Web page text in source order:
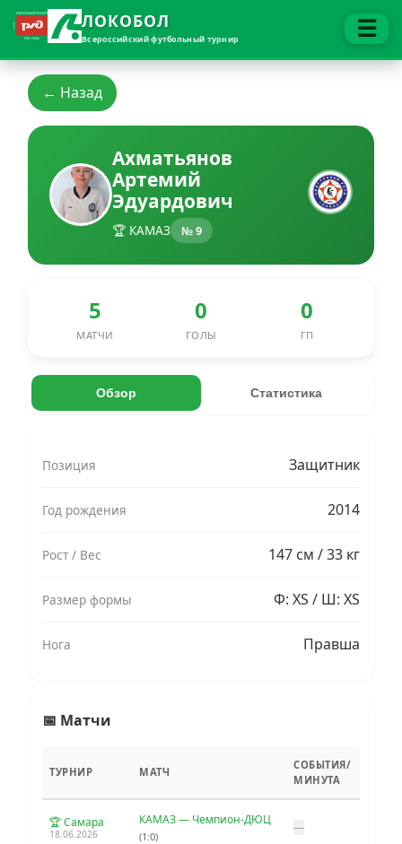
ЛОКОБОЛ
Всероссийский футбольный турнир ☰
← Назад
Ахматьянов
Артемий
Эдуардович
🏆 КАМАЗ № 9
5
МАТЧИ
0
ГОЛЫ
0
ГП
Обзор Статистика
Позиция Защитник
Год рождения 2014
Рост / Вес 147 см / 33 кг
Размер формы Ф: XS / Ш: XS
Нога Правша
📅 Матчи
ТУРНИР МАТЧ
СОБЫТИЯ/
МИНУТА
🏆 Самара
18.06.2026
КАМАЗ — Чемпион-ДЮЦ
(1:0)
—